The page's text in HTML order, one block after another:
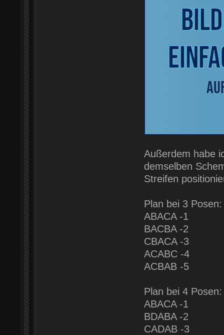
Außerdem habe
demselben
Streifen
Plan bei 3 Posen:
ABACA -1
BACBA -2
CBACA -3
ACABC -4
ACBAB -5
Plan bei 4 Posen:
ABACA -1
BDABA -2
CADAB -3